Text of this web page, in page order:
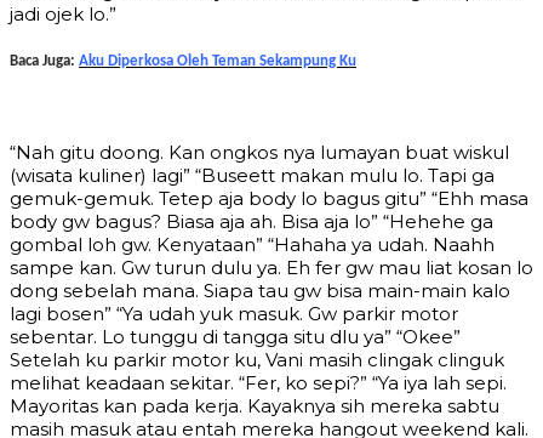
jadi ojek lo.”
Baca Juga: Aku Diperkosa Oleh Teman Sekampung Ku
“Nah gitu doong. Kan ongkos nya lumayan buat wiskul
(wisata kuliner) lagi” “Buseett makan mulu lo. Tapi ga
gemuk-gemuk. Tetep aja body lo bagus gitu” “Ehh masa
body gw bagus? Biasa aja ah. Bisa aja lo” “Hehehe ga
gombal loh gw. Kenyataan” “Hahaha ya udah. Naahh
sampe kan. Gw turun dulu ya. Eh fer gw mau liat kosan lo
dong sebelah mana. Siapa tau gw bisa main-main kalo
lagi bosen” “Ya udah yuk masuk. Gw parkir motor
sebentar. Lo tunggu di tangga situ dlu ya” “Okee”
Setelah ku parkir motor ku, Vani masih clingak clinguk
melihat keadaan sekitar. “Fer, ko sepi?” “Ya iya lah sepi.
Mayoritas kan pada kerja. Kayaknya sih mereka sabtu
masih masuk atau entah mereka hangout weekend kali.